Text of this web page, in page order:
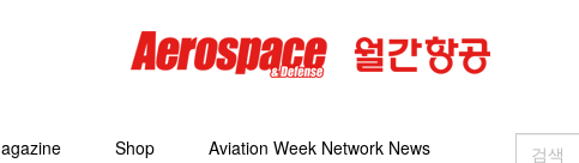
Shop Aviation Week Network News